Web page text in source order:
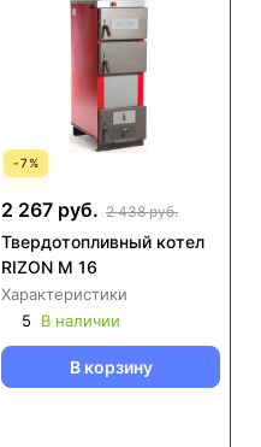
-7%
2 267 руб. 2 438 руб.
Твердотопливный котел
RIZON М 16
Характеристики
5
В наличии
В корзину